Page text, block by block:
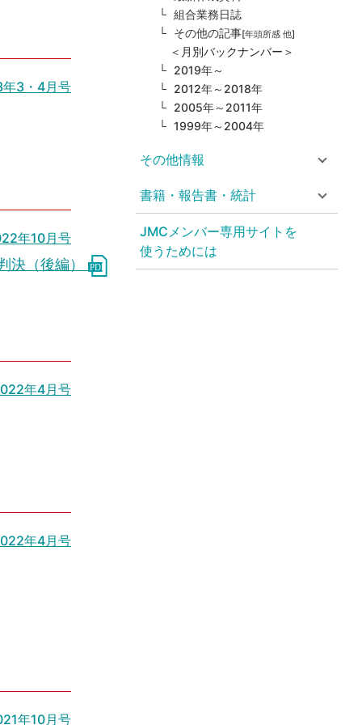
3・4月号
年10月号
決（後編）
年4月号
年4月号
年10月号
組合業務日誌
その他の記事[年頭所感 他]
＜月別バックナンバー＞
2019年～
2012年～2018年
2005年～2011年
1999年～2004年
その他情報
書籍・報告書・統計
JMCメンバー専用サイトを
使うためには